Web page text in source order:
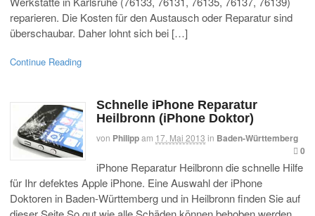
reparieren. Die Kosten für den Austausch oder Reparatur sind
überschaubar. Daher lohnt sich bei […]
Continue Reading
Schnelle iPhone Reparatur
Heilbronn (iPhone Doktor)
von Philippam 17. Mai 2013 in Baden-Württemberg
0
iPhone Reparatur Heilbronn die schnelle Hilfe
für Ihr defektes Apple iPhone. Eine Auswahl der iPhone
Doktoren in Baden-Württemberg und in Heilbronn finden Sie auf